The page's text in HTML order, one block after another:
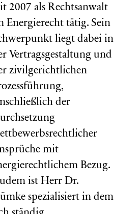
2007 als Rechtsanwalt
Energierecht tätig. Sein
liegt dabei in
Vertragsgestaltung und
zivilgerichtlichen
der
mit
Bezug.
ist Herr Dr.
spezialisiert in dem